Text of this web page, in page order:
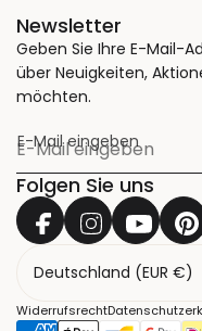
Newsletter
Geben Sie Ihre E-Mail-
über Neuigkeiten,
möchten.
E-Mail eingeben
*
Folgen Sie uns
n
Widerrufsrecht